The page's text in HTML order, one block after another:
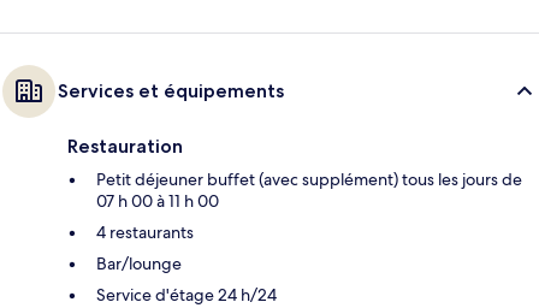
Services et équipements
Restauration
Petit déjeuner buffet (avec supplément) tous les jours de
07 h 00 à 11 h 00
4 restaurants
Bar/lounge
Service d'étage 24 h/24